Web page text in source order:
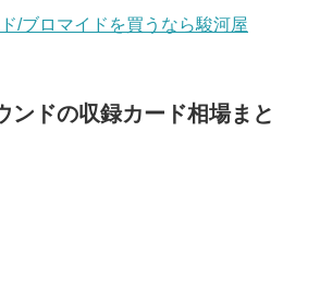
/ブロマイドを買うなら駿河屋
ンドの収録カード相場まと